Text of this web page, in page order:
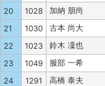
20
1028 加納 朋尚
21
1030 古本 尚大
22
1023 鈴木 凜也
23
1049 服部 一希
24
1291 高橋 泰夫